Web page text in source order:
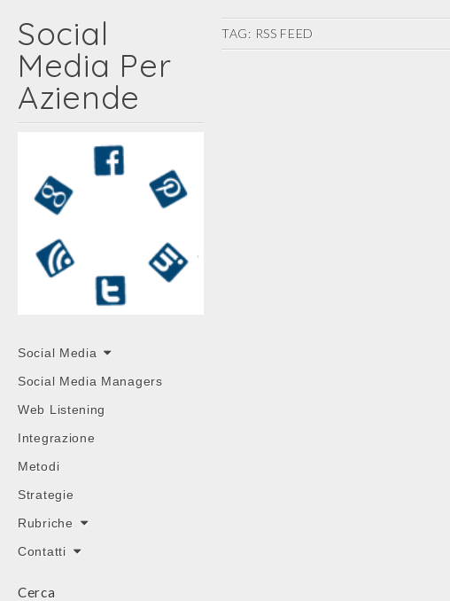
Social
Media Per
Aziende
Main
menu
Skip
content
Social Media
Social Media Managers
Web Listening
Integrazione
Metodi
Strategie
Rubriche
Contatti
Cerca
TAG: RSS FEED